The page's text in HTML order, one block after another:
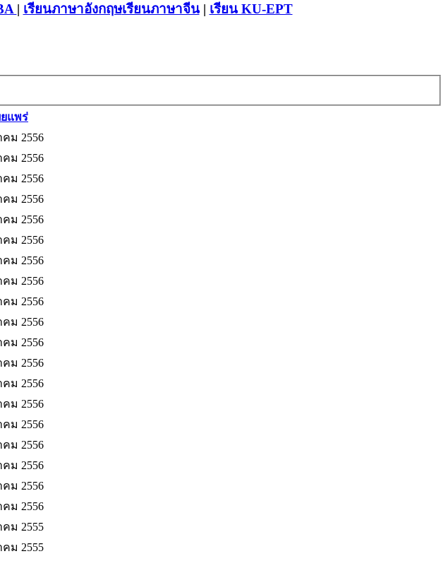
| เรียนภาษาอังกฤษเรียนภาษาจีน| เรียน KU-EPT
ยแพร่
คม 2556
คม 2556
คม 2556
คม 2556
คม 2556
ม 2556
ม 2556
ม 2556
ม 2556
ม 2556
ม 2556
ม 2556
ม 2556
ม 2556
ม 2556
ม 2556
ม 2556
ม 2556
ม 2556
ม 2555
คม 2555